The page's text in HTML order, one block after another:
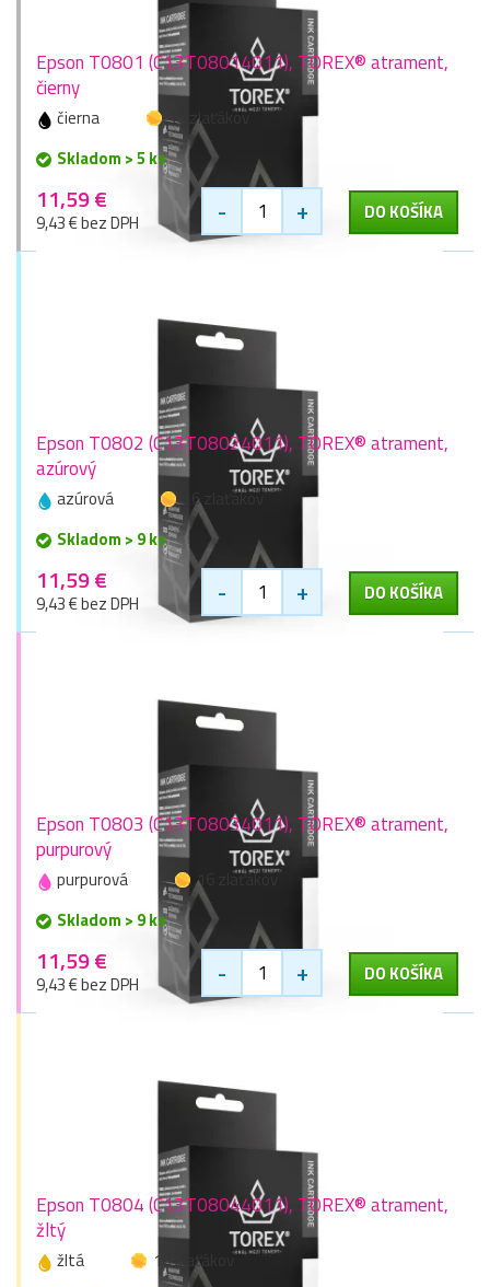
Epson T0801 (C13T08014011), TOREX® atrament,
čierny
čierna
16 zlaťákov
Skladom > 5 ks
11,59 €
9,43 € bez DPH - + DO KOŠÍKA
Epson T0802 (C13T08024011), TOREX® atrament,
azúrový
azúrová
16 zlaťákov
Skladom > 9 ks
11,59 €
9,43 € bez DPH - + DO KOŠÍKA
Epson T0803 (C13T08034011), TOREX® atrament,
purpurový
purpurová
16 zlaťákov
Skladom > 9 ks
11,59 €
9,43 € bez DPH - + DO KOŠÍKA
Epson T0804 (C13T08044011), TOREX® atrament,
žltý
žltá
16 zlaťákov